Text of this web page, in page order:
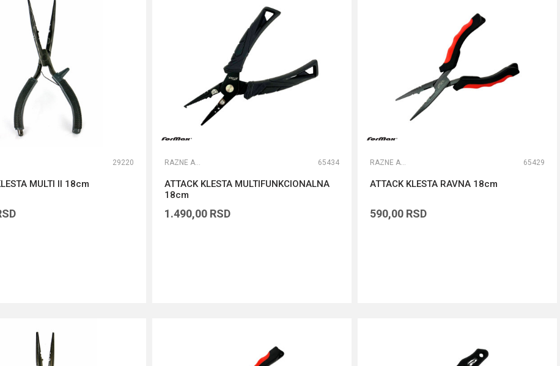
29220
MULTI II 18cm
RAZNE ALATKE 65434
ATTACK KLESTA MULTIFUNKCIONALNA
18cm
1.490,00 RSD
RAZNE ALATKE 65429
ATTACK KLESTA RAVNA 18cm
590,00 RSD